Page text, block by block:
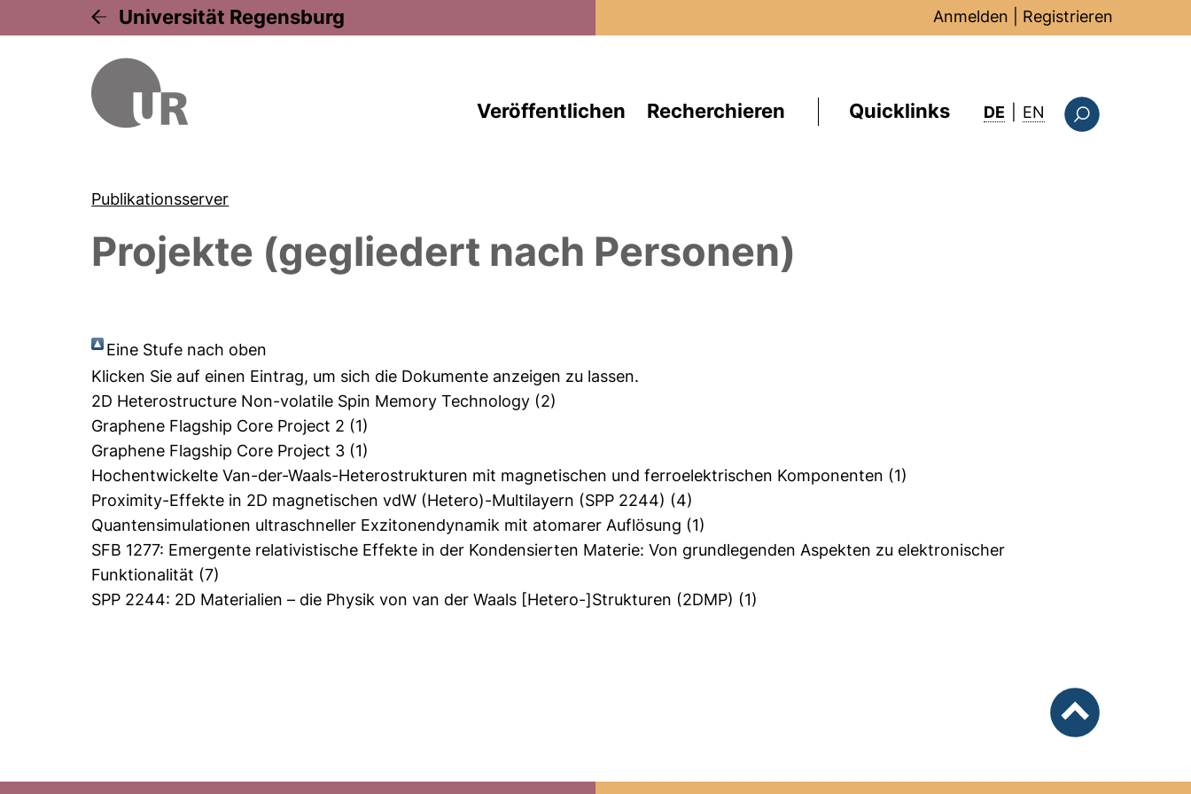
Universität Regensburg Anmelden Registrieren
Veröffentlichen Recherchieren Quicklinks DE EN : this page in
Publikationsserver
Projekte (gegliedert nach Personen)
Eine Stufe nach oben
Klicken Sie auf einen Eintrag, um sich die Dokumente anzeigen zu lassen.
2D Heterostructure Non-volatile Spin Memory Technology (2)
Graphene Flagship Core Project 2 (1)
Graphene Flagship Core Project 3 (1)
Hochentwickelte Van-der-Waals-Heterostrukturen mit magnetischen und ferroelektrischen Komponenten (1)
Proximity-Effekte in 2D magnetischen vdW (Hetero)-Multilayern (SPP 2244) (4)
Quantensimulationen ultraschneller Exzitonendynamik mit atomarer Auflösung (1)
SFB 1277: Emergente relativistische Effekte in der Kondensierten Materie: Von grundlegenden Aspekten zu elektronischer
Funktionalität (7)
SPP 2244: 2D Materialien – die Physik von van der Waals [Hetero-]Strukturen (2DMP) (1)